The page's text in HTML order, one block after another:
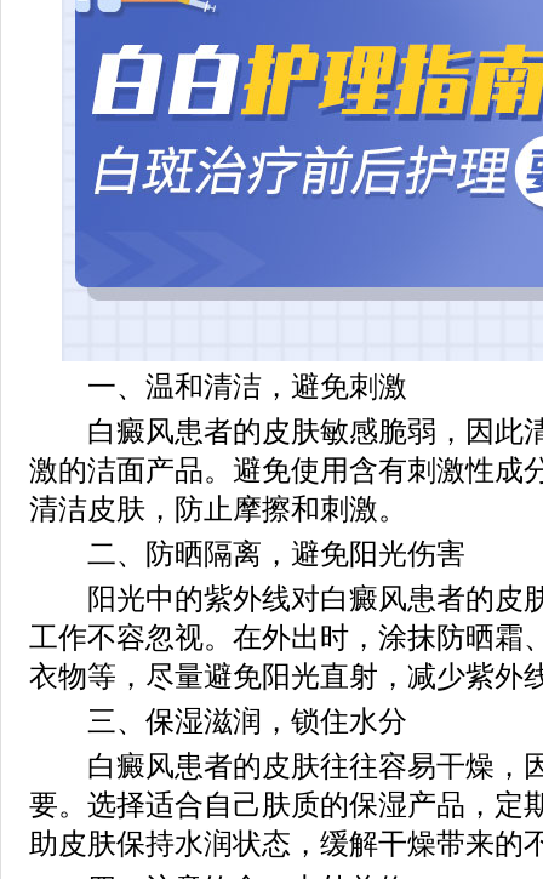
一、温和清洁，避免刺激
白癜风患者的皮肤敏感脆弱，因此
激的洁面产品。避免使用含有刺激性成
清洁皮肤，防止摩擦和刺激。
二、防晒隔离，避免阳光伤害
阳光中的紫外线对白癜风患者的皮
工作不容忽视。在外出时，涂抹防晒霜
衣物等，尽量避免阳光直射，减少紫外
三、保湿滋润，锁住水分
白癜风患者的皮肤往往容易干燥，
要。选择适合自己肤质的保湿产品，定
助皮肤保持水润状态，缓解干燥带来的